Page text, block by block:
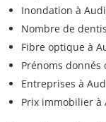
Inondation à
Nombre de
Fibre optique à
Prénoms donnés
Entreprises à
Prix immobilier à